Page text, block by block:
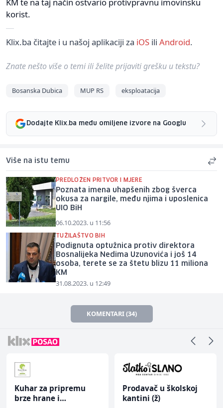
korist.
Klix.ba čitajte i u našoj aplikaciji za iOS ili Android.
Znate nešto više o temi ili želite prijaviti grešku u tekstu?
Bosanska Dubica MUP RS eksploatacija
Dodajte Klix.ba među omiljene izvore na Googlu
Više na istu temu
PREDLOŽEN PRITVOR I MJERE
Poznata imena uhapšenih zbog šverca
okusa za nargile, među njima i uposlenica
UIO BiH
06.10.2023. u 11:56
TUŽILAŠTVO BIH
Podignuta optužnica protiv direktora
Bosnalijeka Nedima Uzunovića i još 14
osoba, terete se za štetu blizu 11 miliona
KM
31.08.2023. u 12:49
KOMENTARI (34)
Kuhar za pripremu
brze hrane i
Prodavač u školskoj
kantini (ž)